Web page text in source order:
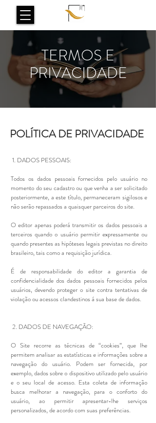
TERMOS E
PRIVACIDADE
POLÍTICA DE PRIVACIDADE
1. DADOS PESSOAIS:
Todos os dados pessoais fornecidos pelo usuário no
momento do seu cadastro ou que venha a ser solicitado
posteriormente, a este título, permaneceram sigilosos e
não serão repassados a quaisquer parceiros do site.
O editor apenas poderá transmitir os dados pessoais a
terceiros quando o usuário permitir expressamente ou
quando presentes as hipóteses legais previstas no direito
brasileiro, tais como a requisição jurídica.
É de responsabilidade do editor a garantia de
confidencialidade dos dados pessoais fornecidos pelos
usuários, devendo proteger o site contra tentativas de
violação ou acessos clandestinos á sua base de dados.
2. DADOS DE NAVEGAÇÃO:
O Site recorre as técnicas de “cookies”, que lhe
permitem analisar as estatísticas e informações sobre a
navegação do usuário. Podem ser fornecida, por
exemplo, dados sobre o dispositivo utilizado pelo usuário
e o seu local de acesso. Esta coleta de informação
busca melhorar a navegação, para o conforto do
usuário, ao permitir apresentar-lhe serviços
personalizados, de acordo com suas preferências.